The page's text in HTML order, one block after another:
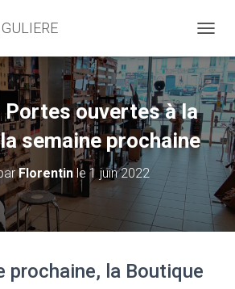
É
P
L
I
R
L
N
A
V
Portes ouvertes à la
semaine prochaine
Florentinle 1 juin 2022
prochaine, la Boutique